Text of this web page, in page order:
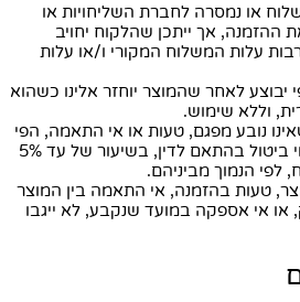
או נמסרה לחברת השליחויות או
ההזמנה, אך ייתכן שהלקוח יחויב
עלות המשלוח המקורי ו/או עלות
לאחר שהמוצר יוחזר אלינו כשהוא
וללא שימוש.
נובע מפגם, טעות או אי התאמה, הפי
פט תהיה רשאית לגבות דמי ביטול בהתאם לדין, בשיעור של עד 5%
טעות בהזמנה, אי התאמה בין המוצר
או אי אספקה במועד שנקבע, לא ייגבו